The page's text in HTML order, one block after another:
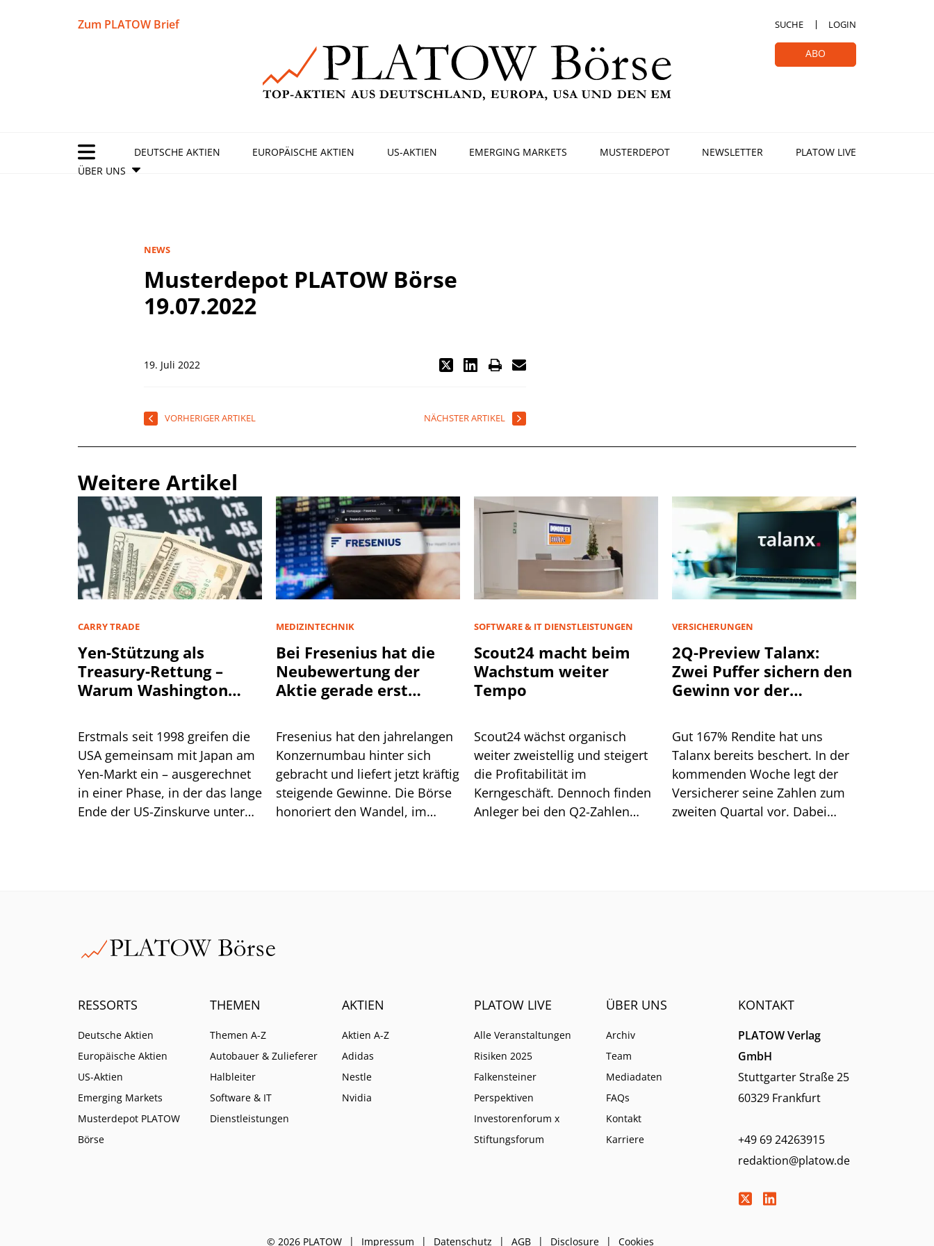
Zum PLATOW Brief SUCHE LOGIN
ABO
DEUTSCHE AKTIEN EUROPÄISCHE AKTIEN US-AKTIEN EMERGING MARKETS MUSTERDEPOT NEWSLETTER
PLATOW LIVE
ÜBER UNS
NEWS
Musterdepot PLATOW Börse
19.07.2022
19. Juli 2022
VORHERIGER ARTIKEL NÄCHSTER ARTIKEL
Weitere Artikel
CARRY TRADE
Yen-Stützung als
Treasury-Rettung –
Warum Washington
will
Erstmals seit 1998 greifen die
USA gemeinsam mit Japan am
Yen-Markt ein – ausgerechnet
in einer Phase, in der das lange
Ende der US-Zinskurve unter
MEDIZINTECHNIK
Bei Fresenius hat die
Neubewertung der
Aktie gerade erst
Fresenius hat den jahrelangen
Konzernumbau hinter sich
gebracht und liefert jetzt kräftig
steigende Gewinne. Die Börse
honoriert den Wandel, im
SOFTWARE & IT DIENSTLEISTUNGEN
Scout24 macht beim
Wachstum weiter
Tempo
Scout24 wächst organisch
weiter zweistellig und steigert
die Profitabilität im
Kerngeschäft. Dennoch finden
Anleger bei den Q2-Zahlen
VERSICHERUNGEN
2Q-Preview Talanx:
Zwei Puffer sichern den
Gewinn vor der
Gut 167% Rendite hat uns
Talanx bereits beschert. In der
kommenden Woche legt der
Versicherer seine Zahlen zum
zweiten Quartal vor. Dabei
RESSORTS
Deutsche Aktien
Europäische Aktien
US-Aktien
Emerging Markets
Musterdepot PLATOW
Börse
THEMEN
Themen A-Z
Autobauer & Zulieferer
Halbleiter
Software & IT
Dienstleistungen
AKTIEN
Aktien A-Z
Adidas
Nestle
Nvidia
PLATOW LIVE
Alle Veranstaltungen
Risiken 2025
Falkensteiner
Perspektiven
Investorenforum x
Stiftungsforum
ÜBER UNS
Archiv
Team
Mediadaten
FAQs
Kontakt
Karriere
KONTAKT
PLATOW Verlag
GmbH
Stuttgarter Straße 25
60329 Frankfurt
+49 69 24263915
redaktion@platow.de
© 2026 PLATOW Impressum Datenschutz AGB Disclosure Cookies